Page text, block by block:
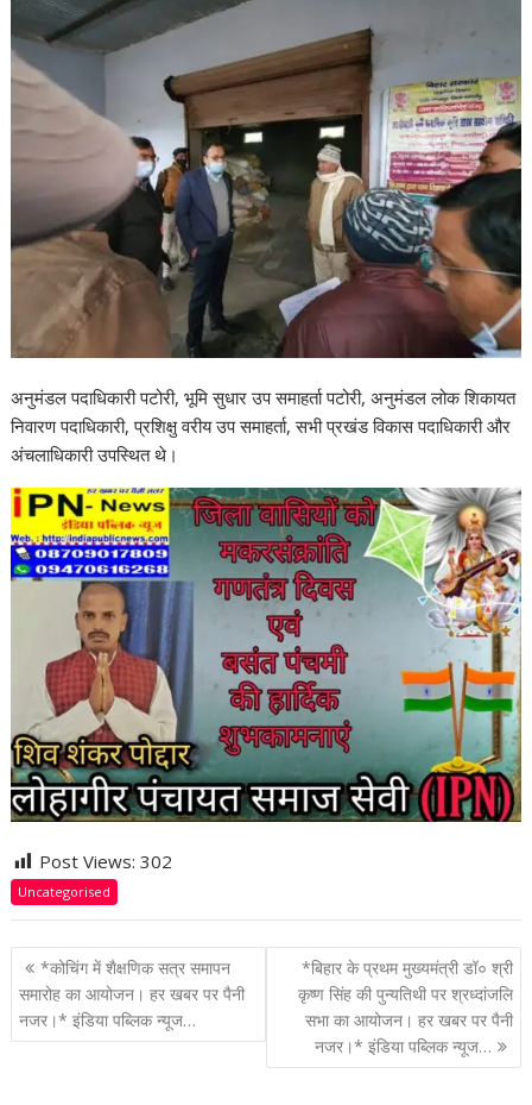
अनुमंडल पदाधिकारी पटोरी, भूमि सुधार उप समाहर्ता पटोरी, अनुमंडल लोक शिकायत
निवारण पदाधिकारी, प्रशिक्षु वरीय उप समाहर्ता, सभी प्रखंड विकास पदाधिकारी और
अंचलाधिकारी उपस्थित थे।
Post Views:302
Uncategorised
P
o
s
*कोचिंग में शैक्षणिक सत्र समापन
समारोह का आयोजन। हर खबर पर पैनी
नजर।* इंडिया पब्लिक न्यूज…
*बिहार के प्रथम मुख्यमंत्री डॉ० श्री
कृष्ण सिंह की पुन्यतिथी पर श्रध्दांजलि
सभा का आयोजन। हर खबर पर पैनी
नजर।* इंडिया पब्लिक न्यूज…